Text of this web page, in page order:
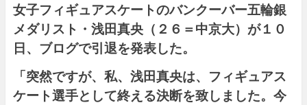
女子フィギュアスケートのバンクーバー五輪銀
メダリスト・浅田真央（２６＝中京大）が１０
日、ブログで引退を発表した。
「突然ですが、私、浅田真央は、フィギュアス
ケート選手として終える決断を致しました。今